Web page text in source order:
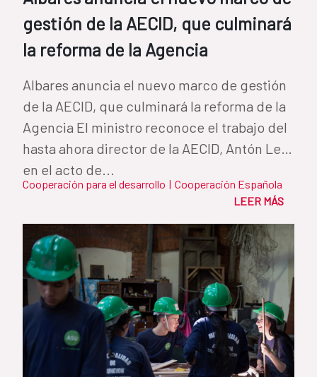
gestión de la AECID, que culminará
la reforma de la Agencia
Albares anuncia el nuevo marco de gestión
de la AECID, que culminará la reforma de la
Agencia El ministro reconoce el trabajo del
hasta ahora director de la AECID, Antón Leis,
en el acto de...
Cooperación para el desarrollo | Cooperación Española
LEER MÁS